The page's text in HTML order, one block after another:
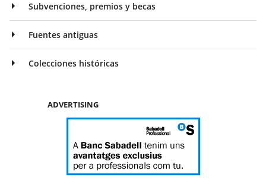
Subvenciones, premios y becas
Fuentes antiguas
Colecciones históricas
ADVERTISING